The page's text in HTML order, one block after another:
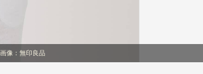
画像：無印良品